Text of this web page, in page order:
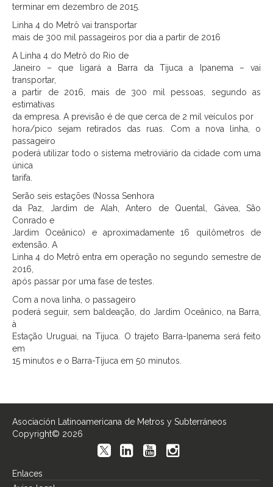
terminar em dezembro de 2015.
Linha 4 do Metrô vai transportar
mais de 300 mil passageiros por dia a partir de 2016
A Linha 4 do Metrô do Rio de
Janeiro – que ligará a Barra da Tijuca a Ipanema – vai
transportar,
a partir de 2016, mais de 300 mil pessoas, segundo as
estimativas
da empresa. A previsão é de que cerca de 2 mil veículos por
hora/pico sejam retirados das ruas. Com a nova linha, o
passageiro
poderá utilizar todo o sistema metroviário da cidade com uma
única
tarifa.
Serão seis estações (Nossa Senhora
da Paz, Jardim de Alah, Antero de Quental, Gávea, São
Conrado e
Jardim Oceânico) e aproximadamente 16 quilômetros de
extensão. A
Linha 4 do Metrô entra em operação no segundo semestre de
2016,
após passar por uma fase de testes.
Com a nova linha, o passageiro
poderá seguir, sem baldeação, do Jardim Oceânico, na Barra,
à
Estação Uruguai, na Tijuca. O trajeto Barra-Ipanema será feito
em
15 minutos e o Barra-Tijuca em 50 minutos.
Asociación Latinoamericana de Metros y Subterráneos
Copyright© 2026
Enlaces